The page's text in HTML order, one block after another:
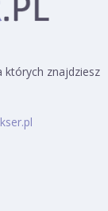
znajdziesz